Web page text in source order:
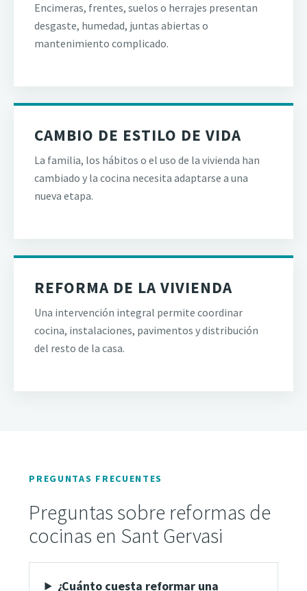
Encimeras, frentes, suelos o herrajes presentan
desgaste, humedad, juntas abiertas o
mantenimiento complicado.
CAMBIO DE ESTILO DE VIDA
La familia, los hábitos o el uso de la vivienda han
cambiado y la cocina necesita adaptarse a una
nueva etapa.
REFORMA DE LA VIVIENDA
Una intervención integral permite coordinar
cocina, instalaciones, pavimentos y distribución
del resto de la casa.
PREGUNTAS FRECUENTES
Preguntas sobre reformas de
cocinas en Sant Gervasi
¿Cuánto cuesta reformar una